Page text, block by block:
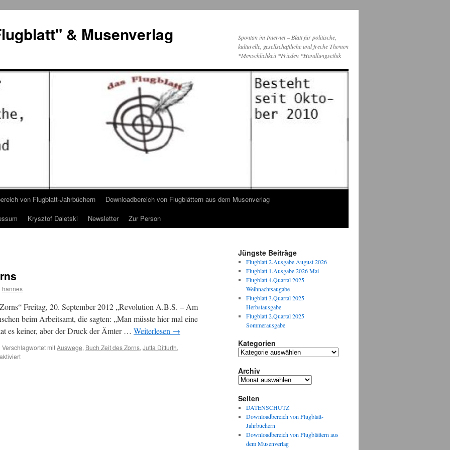
& Musenverlag
Spontan im Internet – Blatt für politische,
kulturelle, gesellschaftliche und freche Themen
*Menschlichkeit *Frieden *Handlungsethik
von Flugblatt-Jahrbüchern
Downloadbereich von Flugblättern aus dem Musenverlag
Krysztof Daletski Newsletter Zur Person
hannes
Freitag, 20. September 2012 „Revolution A.B.S. – Am
beim Arbeitsamt, die sagten: „Man müsste hier mal eine
es keiner, aber der Druck der Ämter … Weiterlesen →
Verschlagwortet mitAuswege, Buch Zeit des Zorns, Jutta Ditfurth,
für
Jüngste Beiträge
Flugblatt 2.Ausgabe August 2026
Flugblatt 1.Ausgabe 2026 Mai
Flugblatt 4.Quartal 2025
Weihnachtsaugabe
Flugblatt 3.Quartal 2025
Herbstausgabe
Flugblatt 2.Quartal 2025
Sommerausgabe
Kategorien
Kategorien
Archiv
Archiv
Seiten
DATENSCHUTZ
Downloadbereich von Flugblatt-
Jahrbüchern
Downloadbereich von Flugblättern aus
dem Musenverlag